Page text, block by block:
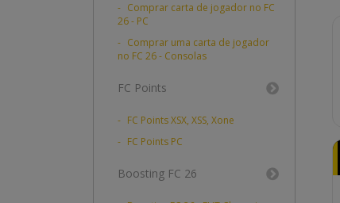
Comprar carta de jogador no FC
26 - PC
Comprar uma carta de jogador
no FC 26 - Consolas
FC Points
FC Points XSX, XSS, Xone
FC Points PC
Boosting FC 26